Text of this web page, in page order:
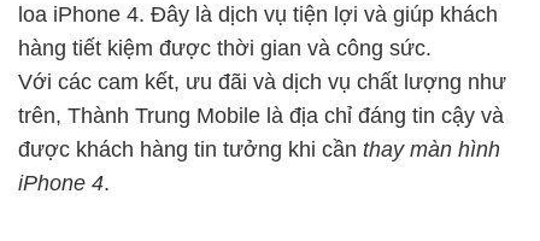
loa iPhone 4. Đây là dịch vụ tiện lợi và giúp khách
hàng tiết kiệm được thời gian và công sức.
Với các cam kết, ưu đãi và dịch vụ chất lượng như
trên, Thành Trung Mobile là địa chỉ đáng tin cậy và
được khách hàng tin tưởng khi cần thay màn hình
iPhone 4.